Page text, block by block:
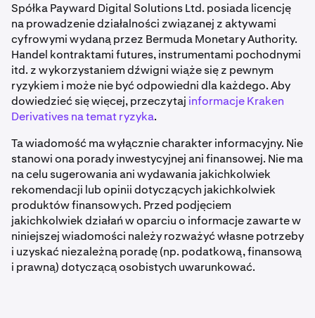
Spółka Payward Digital Solutions Ltd. posiada licencję
na prowadzenie działalności związanej z aktywami
cyfrowymi wydaną przez Bermuda Monetary Authority.
Handel kontraktami futures, instrumentami pochodnymi
itd. z wykorzystaniem dźwigni wiąże się z pewnym
ryzykiem i może nie być odpowiedni dla każdego. Aby
dowiedzieć się więcej, przeczytaj informacje Kraken
Derivatives na temat ryzyka.
Ta wiadomość ma wyłącznie charakter informacyjny. Nie
stanowi ona porady inwestycyjnej ani finansowej. Nie ma
na celu sugerowania ani wydawania jakichkolwiek
rekomendacji lub opinii dotyczących jakichkolwiek
produktów finansowych. Przed podjęciem
jakichkolwiek działań w oparciu o informacje zawarte w
niniejszej wiadomości należy rozważyć własne potrzeby
i uzyskać niezależną poradę (np. podatkową, finansową
i prawną) dotyczącą osobistych uwarunkować.